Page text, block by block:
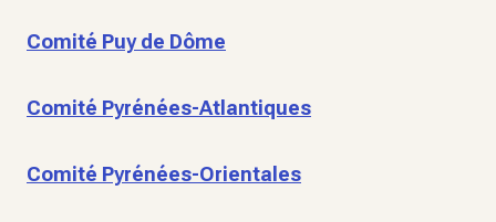
Comité Puy de Dôme
Comité Pyrénées-Atlantiques
Comité Pyrénées-Orientales